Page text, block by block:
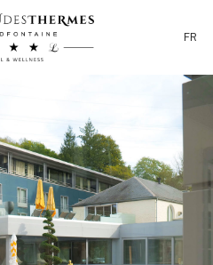
CHAUDFONTAINE
367 80 67
FR